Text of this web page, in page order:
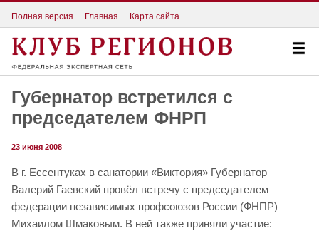
Полная версия Главная Карта сайта
Губернатор встретился с
председателем ФНРП
23 июня 2008
В г. Ессентуках в санатории «Виктория» Губернатор
Валерий Гаевский провёл встречу с председателем
федерации независимых профсоюзов России (ФНПР)
Михаилом Шмаковым. В ней также приняли участие: